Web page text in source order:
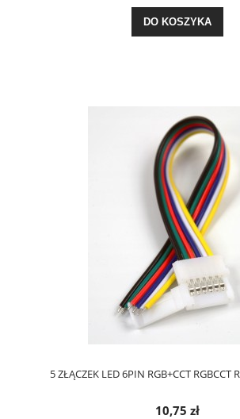
DO KOSZYKA
5 ZŁĄCZEK LED 6PIN RGB+CCT RGBCCT
10,75 zł